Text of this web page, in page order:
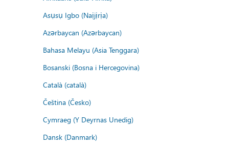
Asụsụ Igbo (Naịjịrịa)
Azərbaycan (Azərbaycan)
Bahasa Melayu (Asia Tenggara)
Bosanski (Bosna i Hercegovina)
Català (català)
Čeština (Česko)
Cymraeg (Y Deyrnas Unedig)
Dansk (Danmark)